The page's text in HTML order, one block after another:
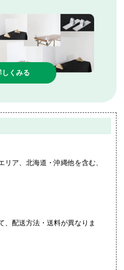
しくみる
リア、北海道・沖縄他を含む、
、配送方法・送料が異なりま